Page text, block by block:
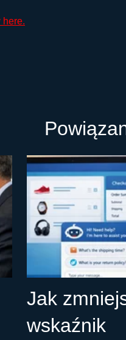
here.
Jak
wskaźnik